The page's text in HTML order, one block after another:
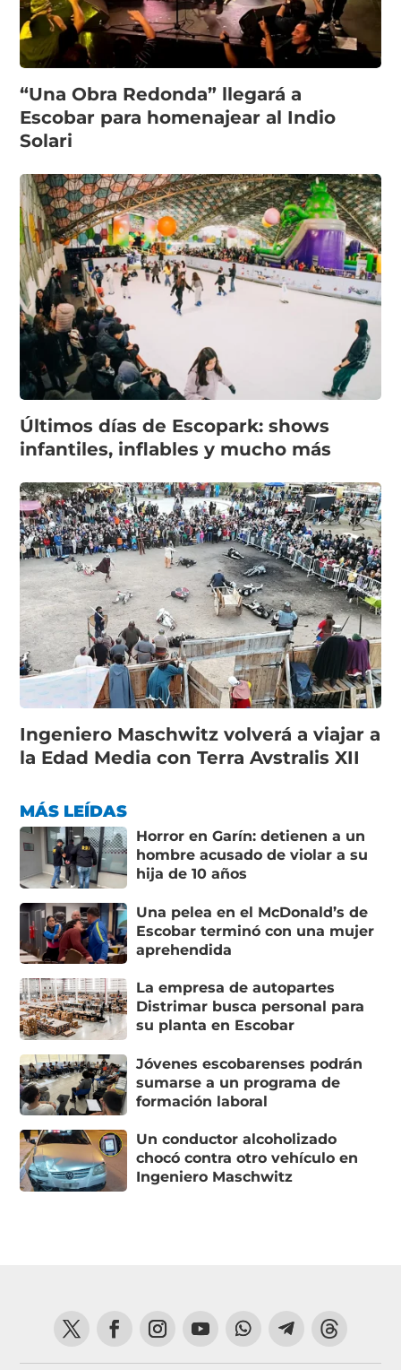
“Una Obra Redonda” llegará a
Escobar para homenajear al Indio
Solari
Últimos días de Escopark: shows
infantiles, inflables y mucho más
Ingeniero Maschwitz volverá a viajar a
la Edad Media con Terra Avstralis XII
MÁS LEÍDAS
Horror en Garín: detienen a un
hombre acusado de violar a su
hija de 10 años
Una pelea en el McDonald’s de
Escobar terminó con una mujer
aprehendida
La empresa de autopartes
Distrimar busca personal para
su planta en Escobar
Jóvenes escobarenses podrán
sumarse a un programa de
formación laboral
Un conductor alcoholizado
chocó contra otro vehículo en
Ingeniero Maschwitz